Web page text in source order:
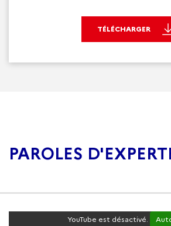
TÉLÉCHARGER
PAROLES
YouTube est désactivé.